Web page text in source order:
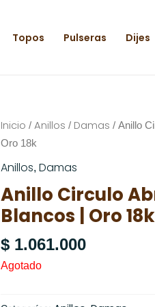
Topos Pulseras Dijes
Inicio / Anillos / Damas / Anillo
Oro 18k
Anillos, Damas
Anillo Circulo
Blancos | Oro 18k
$ 1.061.000
Agotado